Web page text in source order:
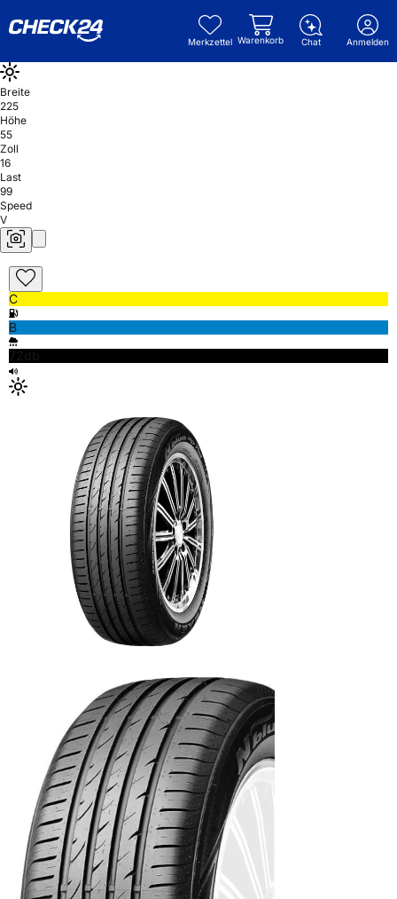
Merkzettel Warenkorb Chat Anmelden
Breite
225
Höhe
55
Zoll
16
Last
99
Speed
V
C
B
72db